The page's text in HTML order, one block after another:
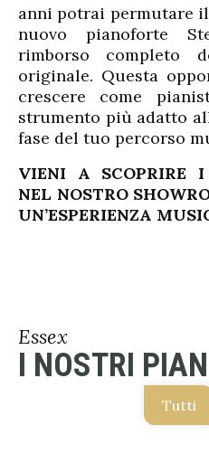
anni potrai permutare
nuovo pianoforte
rimborso completo
originale. Questa
crescere come
strumento più adatto
fase del tuo percorso
VIENI A SCOPRIRE I
NEL NOSTRO
UN’ESPERIENZA
Essex
I NOSTRI
Tutti